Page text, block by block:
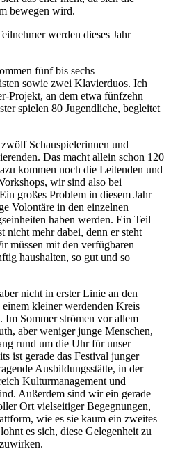
bewegen wird.
werden dieses Jahr
fünf bis sechs
sowie zwei Klavierduos. Ich
Projekt, an dem etwa fünfzehn
spielen 80 Jugendliche, begleitet
Schauspielerinnen und
Das macht allein schon 120
kommen noch die Leitenden und
wir sind also bei
großes Problem in diesem Jahr
Volontäre in den einzelnen
haben werden. Ein Teil
nicht mehr dabei, denn er steht
müssen mit den verfügbaren
haushalten, so gut und so
nicht in erster Linie an den
kleiner werdenden Kreis
Im Sommer strömen vor allem
aber weniger junge Menschen,
rund um die Uhr für unser
ist gerade das Festival junger
Ausbildungsstätte, in der
Kulturmanagement und
Außerdem sind wir ein gerade
Ort vielseitiger Begegnungen,
wie es sie kaum ein zweites
es sich, diese Gelegenheit zu